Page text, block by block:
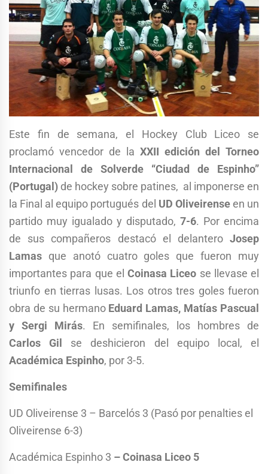
Este fin de semana, el Hockey Club Liceo se
proclamó vencedor de la XXII edición del Torneo
Internacional de Solverde “Ciudad de Espinho”
(Portugal) de hockey sobre patines, al imponerse en
la Final al equipo portugués del UD Oliveirenseen un
partido muy igualado y disputado, 7-6. Por encima
de sus compañeros destacó el delantero Josep
Lamas que anotó cuatro goles que fueron muy
importantes para que el Coinasa Liceo se llevase el
triunfo en tierras lusas. Los otros tres goles fueron
obra de su hermano Eduard Lamas, Matías Pascual
y Sergi Mirás. En semifinales, los hombres de
Carlos Gil
se deshicieron del equipo local, el
Académica Espinho, por 3-5.
Semifinales
UD Oliveirense 3 – Barcelós 3 (Pasó por penalties el
Oliveirense 6-3)
Académica Espinho 3 –Coinasa Liceo 5